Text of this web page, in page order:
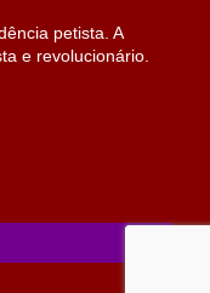
petista. A
e revolucionário.